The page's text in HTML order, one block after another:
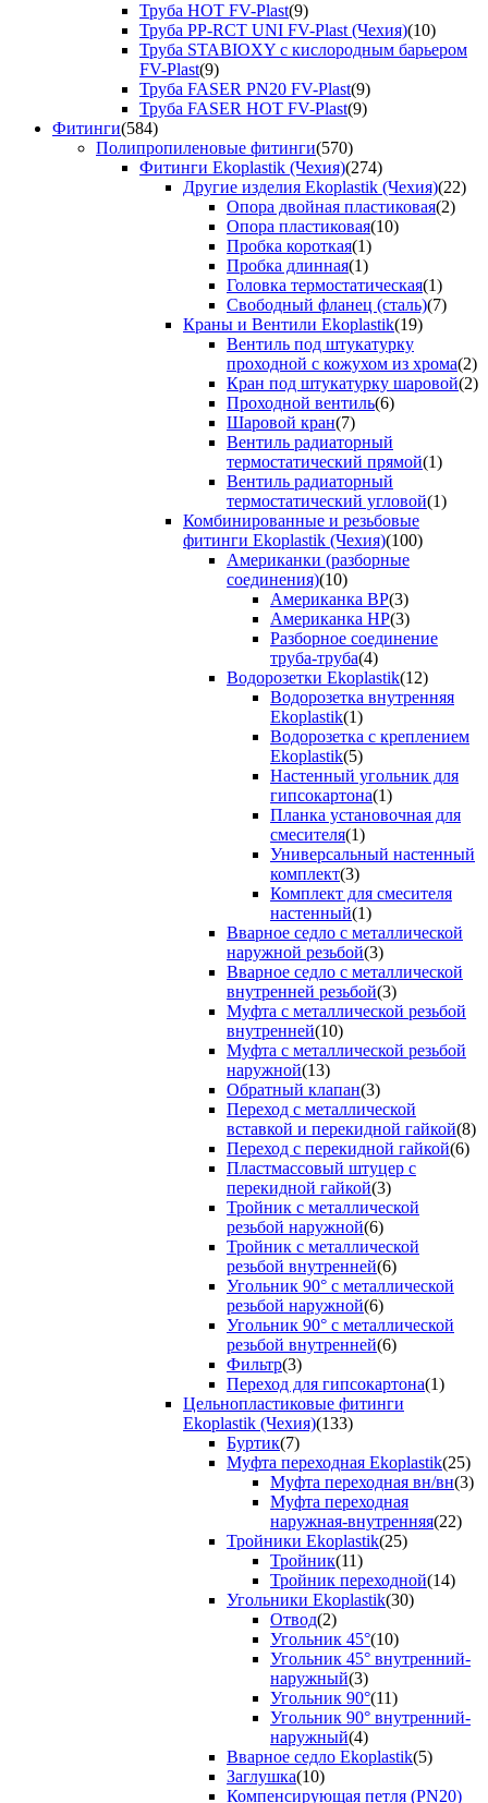
Труба HOT FV-Plast(9)
Труба PP-RCT UNI FV-Plast (Чехия)(10)
Труба STABIOXY с кислородным барьером
FV-Plast(9)
Труба FASER PN20 FV-Plast(9)
Труба FASER HOT FV-Plast(9)
Фитинги(584)
Полипропиленовые фитинги(570)
Фитинги Ekoplastik (Чехия)(274)
Другие изделия Ekoplastik (Чехия)(22)
Опора двойная пластиковая(2)
Опора пластиковая(10)
Пробка короткая(1)
Пробка длинная(1)
Головка термостатическая(1)
Свободный фланец (сталь)(7)
Краны и Вентили Ekoplastik(19)
Вентиль под штукатурку
проходной с кожухом из хрома(2)
Кран под штукатурку шаровой(2)
Проходной вентиль(6)
Шаровой кран(7)
Вентиль радиаторный
термостатический прямой(1)
Вентиль радиаторный
термостатический угловой(1)
Комбинированные и резьбовые
фитинги Ekoplastik (Чехия)(100)
Американки (разборные
соединения)(10)
Американка ВР(3)
Американка НР(3)
Разборное соединение
труба-труба(4)
Водорозетки Ekoplastik(12)
Водорозетка внутренняя
Ekoplastik(1)
Водорозетка с креплением
Ekoplastik(5)
Настенный угольник для
гипсокартона(1)
Планка установочная для
смесителя(1)
Универсальный настенный
комплект(3)
Комплект для смесителя
настенный(1)
Вварное седло с металлической
наружной резьбой(3)
Вварное седло с металлической
внутренней резьбой(3)
Муфта с металлической резьбой
внутренней(10)
Муфта с металлической резьбой
наружной(13)
Обратный клапан(3)
Переход с металлической
вставкой и перекидной гайкой(8)
Переход с перекидной гайкой(6)
Пластмассовый штуцер с
перекидной гайкой(3)
Тройник с металлической
резьбой наружной(6)
Тройник с металлической
резьбой внутренней(6)
Угольник 90° с металлической
резьбой наружной(6)
Угольник 90° с металлической
резьбой внутренней(6)
Фильтр(3)
Переход для гипсокартона(1)
Цельнопластиковые фитинги
Ekoplastik (Чехия)(133)
Буртик(7)
Муфта переходная Ekoplastik(25)
Муфта переходная вн/вн(3)
Муфта переходная
наружная-внутренняя(22)
Тройники Ekoplastik(25)
Тройник(11)
Тройник переходной(14)
Угольники Ekoplastik(30)
Отвод(2)
Угольник 45°(10)
Угольник 45° внутренний-
наружный(3)
Угольник 90°(11)
Угольник 90° внутренний-
наружный(4)
Вварное седло Ekoplastik(5)
Заглушка(10)
Компенсирующая петля (PN20)